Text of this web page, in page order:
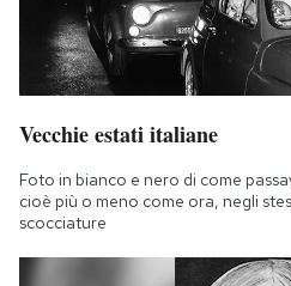
Vecchie estati italiane
Foto in bianco e nero di come
cioè più o meno come ora, negli
scocciature